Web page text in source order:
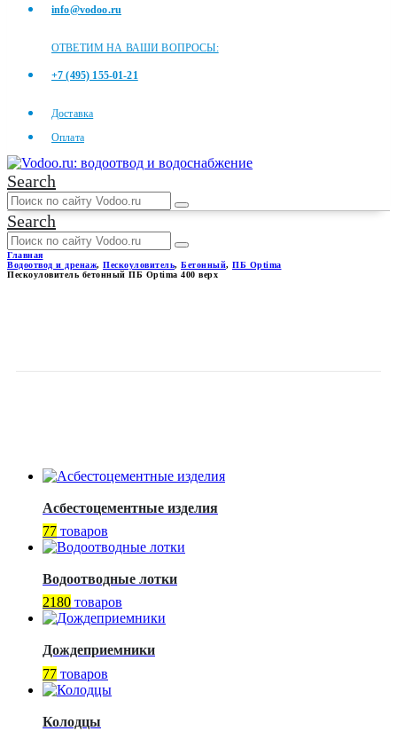
info@vodoo.ru
ОТВЕТИМ НА ВАШИ ВОПРОСЫ:
+7 (495) 155-01-21
Доставка
Оплата
Search
Search
Главная
Водоотвод и дренаж, Пескоуловитель, Бетонный, ПБ Optima
Пескоуловитель бетонный ПБ Optima 400 верх
Асбестоцементные изделия
77 товаров
Водоотводные лотки
2180 товаров
Дождеприемники
77 товаров
Колодцы